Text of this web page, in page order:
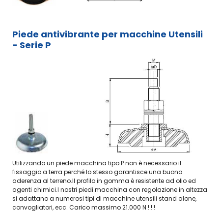
Piede antivibrante per macchine Utensili
- Serie P
Utilizzando un piede macchina tipo P non è necessario il
fissaggio a terra perché lo stesso garantisce una buona
aderenza al terreno.Il profilo in gomma è resistente ad olio ed
agenti chimici.I nostri piedi macchina con regolazione in altezza
si adattano a numerosi tipi di macchine utensili stand alone,
convogliatori, ecc. Carico massimo 21.000 N ! ! !